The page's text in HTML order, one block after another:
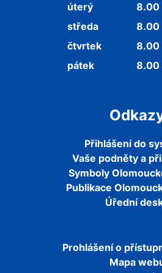
úterý
8.00
středa
8.00
čtvrtek
8.00
pátek
8.00
Přihlášení do
Vaše podněty a
Symboly
Publikace
Úřední
Prohlášení o
Mapa